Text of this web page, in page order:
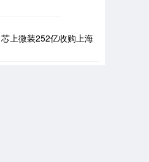
上微装252亿收购上海